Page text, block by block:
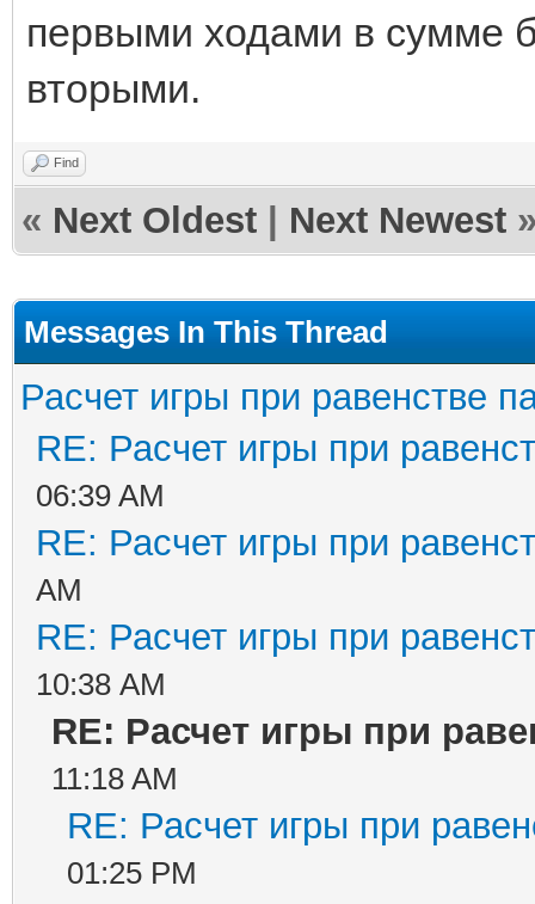
первыми ходами в сумме
вторыми.
Find
« Next Oldest Next Newest
Messages In This Thread
Расчет игры при равенстве
RE: Расчет игры при
06:39 AM
RE: Расчет игры при
AM
RE: Расчет игры при
10:38 AM
RE: Расчет игры при
11:18 AM
RE: Расчет игры при
01:25 PM